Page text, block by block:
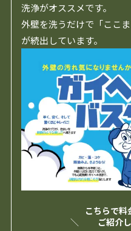
洗浄がオススメです。
外壁を洗うだけで「ここ
が続出しています。
こちらで料
ご紹介